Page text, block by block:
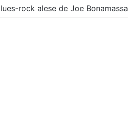
rock alese de Joe Bonamassa